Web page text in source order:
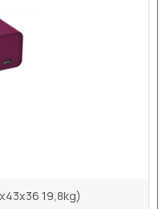
19,8kg)